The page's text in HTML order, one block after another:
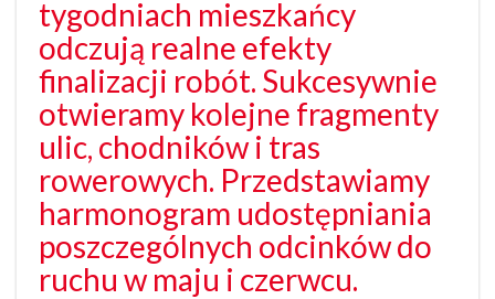
tygodniach mieszkańcy
odczują realne efekty
finalizacji robót. Sukcesywnie
otwieramy kolejne fragmenty
ulic, chodników i tras
rowerowych. Przedstawiamy
harmonogram udostępniania
poszczególnych odcinków do
ruchu w maju i czerwcu.